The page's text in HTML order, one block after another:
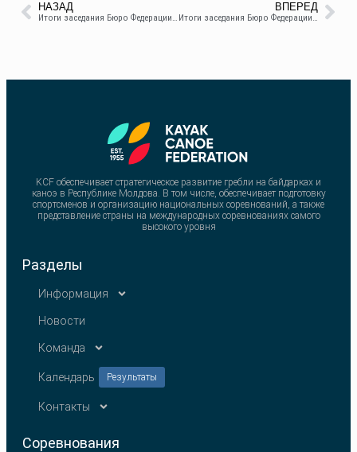
НАЗАД
Итоги заседания Бюро Федерации каяк-каноэ Республики Молдова за 20 ноября
ВПЕРЕД
Итоги заседания Бюро Федерации каяк-каноэ Республики Молдова за 31 марта 2025 года
KCF обеспечивает стратегическое развитие гребли на байдарках и
каноэ в Республике Молдова. В том числе, обеспечивает подготовку
спортсменов и организацию национальных соревнований, а также
представление страны на международных соревнованиях самого
высокого уровня
Разделы
Информация
Новости
Команда
Календарь Результаты
Контакты
Соревнования